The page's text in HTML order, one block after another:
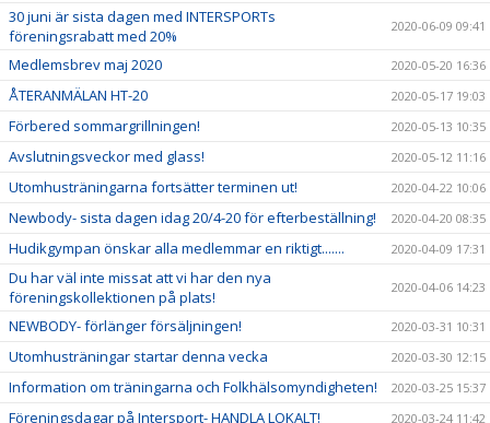
30 juni är sista dagen med INTERSPORTs
föreningsrabatt med 20%
2020-06-09 09:41
Medlemsbrev maj 2020 2020-05-20 16:36
ÅTERANMÄLAN HT-20 2020-05-17 19:03
Förbered sommargrillningen! 2020-05-13 10:35
Avslutningsveckor med glass! 2020-05-12 11:16
Utomhusträningarna fortsätter terminen ut! 2020-04-22 10:06
Newbody- sista dagen idag 20/4-20 för efterbeställning! 2020-04-20 08:35
Hudikgympan önskar alla medlemmar en riktigt....... 2020-04-09 17:31
Du har väl inte missat att vi har den nya
föreningskollektionen på plats!
2020-04-06 14:23
NEWBODY- förlänger försäljningen! 2020-03-31 10:31
Utomhusträningar startar denna vecka 2020-03-30 12:15
Information om träningarna och Folkhälsomyndigheten! 2020-03-25 15:37
Föreningsdagar på Intersport- HANDLA LOKALT! 2020-03-24 11:42